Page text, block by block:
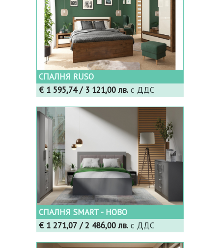
СПАЛНЯ RUSO
€ 1 595,74 / 3 121,00 лв. с ДДС
СПАЛНЯ SMART - НОВО
€ 1 271,07 / 2 486,00 лв. с ДДС